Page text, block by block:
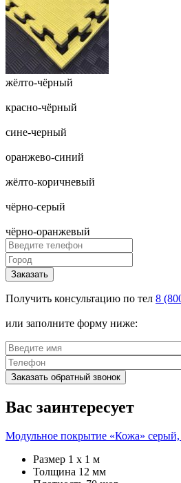
жёлто-чёрный
красно-чёрный
сине-черный
оранжево-синий
жёлто-коричневый
чёрно-серый
чёрно-оранжевый
Заказать
Получить консультацию по тел 8
или заполните форму ниже:
Заказать обратный звонок
Вас заинтересует
Модульное покрытие «Кожа» серый,
Размер 1 х 1 м
Толщина 12 мм